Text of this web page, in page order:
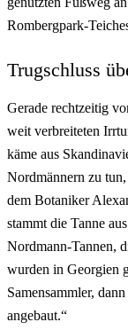
Rombergpark-
Trugschluss
Gerade rechtzeitig
weit verbreiteten
käme aus
Nordmännern zu
dem Botaniker
stammt die Tanne
Nordmann-Tannen,
wurden in Georgien
Samensammler,
angebaut.“